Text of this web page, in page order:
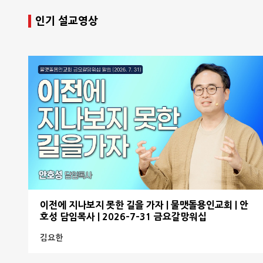
인기 설교영상
이전에 지나보지 못한 길을 가자 | 물맷돌용인교회 | 안
호성 담임목사 | 2026-7-31 금요갈망워십
김요한